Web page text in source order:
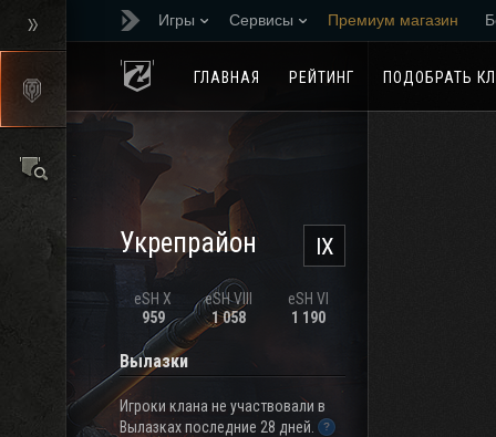
Игры Сервисы Премиум магазин
ГЛАВНАЯ
РЕЙТИНГ ПОДОБРАТЬ
IX
Укрепрайон
eSH X
959
eSH VIII
1 058
eSH VI
1 190
Вылазки
Игроки клана не участвовали в
Вылазках последние 28 дней.